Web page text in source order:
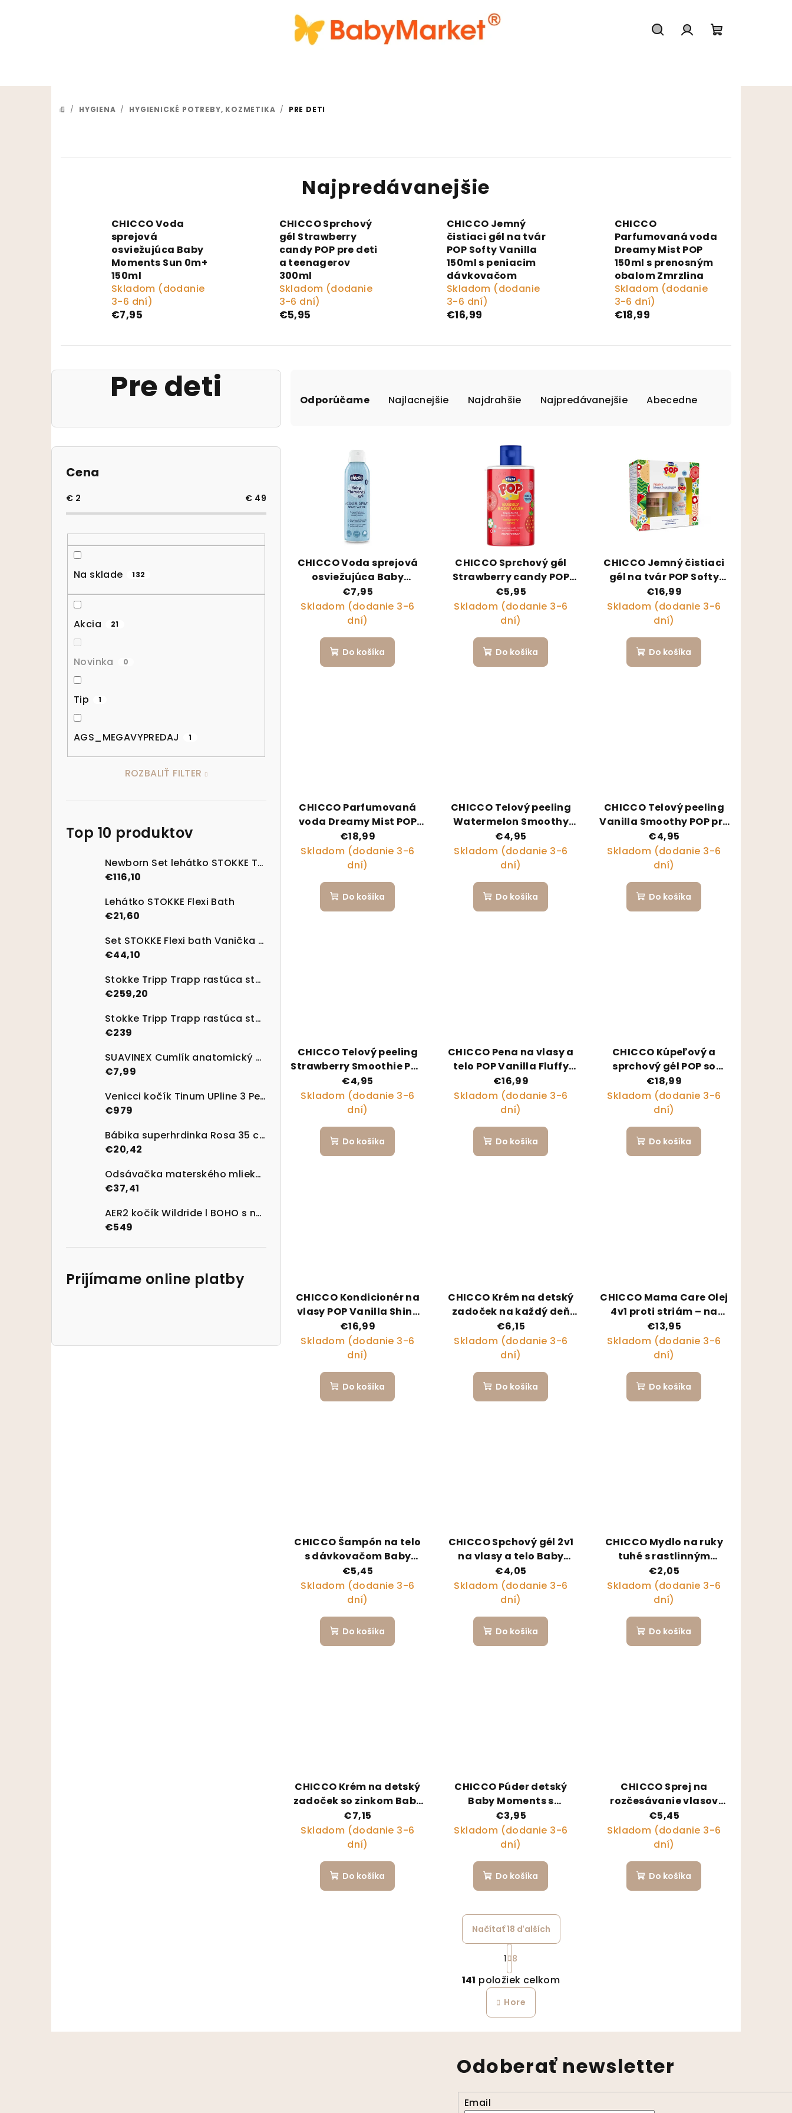
DOMOV
/ HYGIENA / HYGIENICKÉ POTREBY, KOZMETIKA / PRE DETI
Najpredávanejšie
CHICCO Voda
sprejová
osviežujúca Baby
Moments Sun 0m+
150ml
Skladom (dodanie
3-6 dní)
€7,95
CHICCO Sprchový
gél Strawberry
candy POP pre deti
a teenagerov
300ml
Skladom (dodanie
3-6 dní)
€5,95
CHICCO Jemný
čistiaci gél na tvár
POP Softy Vanilla
150ml s peniacim
dávkovačom
Skladom (dodanie
3-6 dní)
€16,99
CHICCO
Parfumovaná voda
Dreamy Mist POP
150ml s prenosným
obalom Zmrzlina
Skladom (dodanie
3-6 dní)
€18,99
Pre deti
Bočný panel
Cena
€ 2 € 49
Na sklade 132
Akcia 21
Novinka 0
Tip 1
AGS_MEGAVYPREDAJ 1
ROZBALIŤ FILTER
Top 10 produktov
Newborn Set lehátko STOKKE Tripp Trapp Vanilla White
€116,10
Lehátko STOKKE Flexi Bath
€21,60
Set STOKKE Flexi bath Vanička na kúpanie s termosenzitívnou nálepkou Transparent Green
€44,10
Stokke Tripp Trapp rastúca stolička Lemon Yellow + Baby set
€259,20
Stokke Tripp Trapp rastúca stolička Natural
€239
SUAVINEX Cumlík anatomický silikon 0/6m 2 ks BIRDIES - ružový
€7,99
Venicci kočík Tinum UPline 3 Pebble so skladacou vaničkou
€979
Bábika superhrdinka Rosa 35 cm
€20,42
Odsávačka materského mlieka manuálna AVENT + VIA poháriky 180ml
€37,41
AER2 kočík Wildride l BOHO s nosičem a dekou
€549
Prijímame online platby
Odporúčame Najlacnejšie Najdrahšie Najpredávanejšie Abecedne
Výpis produktov
CHICCO Voda sprejová
osviežujúca Baby
Moments Sun 0m+ 150ml
€7,95
Skladom (dodanie 3-6
dní)
Do košíka
CHICCO Sprchový gél
Strawberry candy POP
pre deti a teenagerov
300ml
€5,95
Skladom (dodanie 3-6
dní)
Do košíka
CHICCO Jemný čistiaci
gél na tvár POP Softy
Vanilla 150ml s peniacim
dávkovačom
€16,99
Skladom (dodanie 3-6
dní)
Do košíka
CHICCO Parfumovaná
voda Dreamy Mist POP
150ml s prenosným
obalom Zmrzlina
€18,99
Skladom (dodanie 3-6
dní)
Do košíka
CHICCO Telový peeling
Watermelon Smoothy
POP pre deti a
teenagerov 150ml
€4,95
Skladom (dodanie 3-6
dní)
Do košíka
CHICCO Telový peeling
Vanilla Smoothy POP pre
deti a teenagerov 150ml
€4,95
Skladom (dodanie 3-6
dní)
Do košíka
CHICCO Telový peeling
Strawberry Smoothie POP
pre deti a teenagerov
150ml
€4,95
Skladom (dodanie 3-6
dní)
Do košíka
CHICCO Pena na vlasy a
telo POP Vanilla Fluffy
200ml s uterákom na
vlasy
€16,99
Skladom (dodanie 3-6
dní)
Do košíka
CHICCO Kúpeľový a
sprchový gél POP so
športovým vreckom
Bubbly Watermelon
300ml
€18,99
Skladom (dodanie 3-6
dní)
Do košíka
CHICCO Kondicionér na
vlasy POP Vanilla Shiny
150ml s masážnou kefou
na pokožku hlavy
€16,99
Skladom (dodanie 3-6
dní)
Do košíka
CHICCO Krém na detský
zadoček na každý deň
Baby Moments 100ml,
0m+
€6,15
Skladom (dodanie 3-6
dní)
Do košíka
CHICCO Mama Care Olej
4v1 proti striám – na
pružnosť pokožky, pred a
po pôrode, s vitamínom
E, 200 m
€13,95
Skladom (dodanie 3-6
dní)
Do košíka
CHICCO Šampón na telo
s dávkovačom Baby
Moments Tenderness
93% prírodných zložiek
500 ml
€5,45
Skladom (dodanie 3-6
dní)
Do košíka
CHICCO Spchový gél 2v1
na vlasy a telo Baby
Moments 200 ml, 0m+
€4,05
Skladom (dodanie 3-6
dní)
Do košíka
CHICCO Mydlo na ruky
tuhé s rastlinným
glycerínom Baby
Moments 81 % prírodných
zložiek 100 g
€2,05
Skladom (dodanie 3-6
dní)
Do košíka
CHICCO Krém na detský
zadoček so zinkom Baby
Moments 100ml, 0m+
€7,15
Skladom (dodanie 3-6
dní)
Do košíka
CHICCO Púder detský
Baby Moments s
kaolínom a kukuričným
škrobom 99% prírodných
zložiek, 130 g
€3,95
Skladom (dodanie 3-6
dní)
Do košíka
CHICCO Sprej na
rozčesávanie vlasov
Baby moments Kids
200ml 12m+
€5,45
Skladom (dodanie 3-6
dní)
Do košíka
Ovládacie prvky výpisu
Načítať 18 ďalších
Stránkovanie
1 8
141 položiek celkom
Hore
Odoberať newsletter
Email